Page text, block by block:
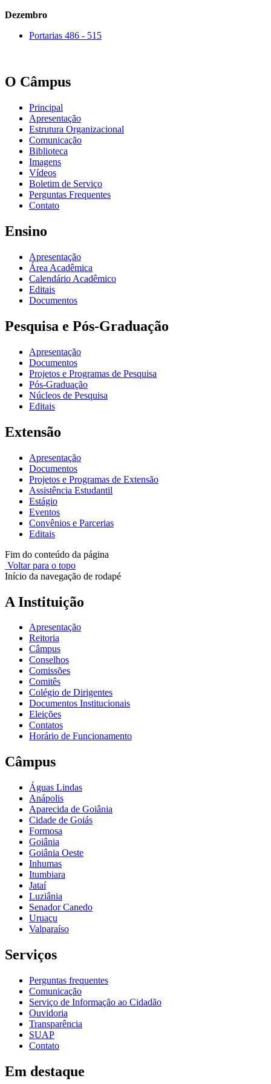
Dezembro
Portarias 486 - 515
O Câmpus
Principal
Apresentação
Estrutura Organizacional
Comunicação
Biblioteca
Imagens
Vídeos
Boletim de Serviço
Perguntas Frequentes
Contato
Ensino
Apresentação
Área Acadêmica
Calendário Acadêmico
Editais
Documentos
Pesquisa e Pós-Graduação
Apresentação
Documentos
Projetos e Programas de Pesquisa
Pós-Graduação
Núcleos de Pesquisa
Editais
Extensão
Apresentação
Documentos
Projetos e Programas de Extensão
Assistência Estudantil
Estágio
Eventos
Convênios e Parcerias
Editais
Fim do conteúdo da página
Voltar para o topo
Início da navegação de rodapé
A Instituição
Apresentação
Reitoria
Câmpus
Conselhos
Comissões
Comitês
Colégio de Dirigentes
Documentos Institucionais
Eleições
Contatos
Horário de Funcionamento
Câmpus
Águas Lindas
Anápolis
Aparecida de Goiânia
Cidade de Goiás
Formosa
Goiânia
Goiânia Oeste
Inhumas
Itumbiara
Jataí
Luziânia
Senador Canedo
Uruaçu
Valparaíso
Serviços
Perguntas frequentes
Comunicação
Serviço de Informação ao Cidadão
Ouvidoria
Transparência
SUAP
Contato
Em destaque